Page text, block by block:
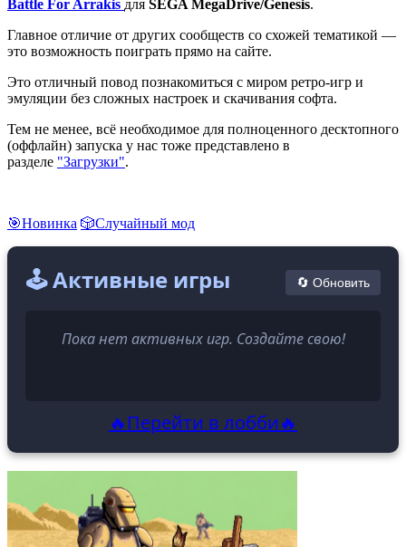
Battle For Arrakis для SEGA MegaDrive/Genesis.
Главное отличие от других сообществ со схожей тематикой —
это возможность поиграть прямо на сайте.
Это отличный повод познакомиться с миром ретро-игр и
эмуляции без сложных настроек и скачивания софта.
Тем не менее, всё необходимое для полноценного десктопного
(оффлайн) запуска у нас тоже представлено в
разделе "Загрузки".
🎯Новинка 🎲Случайный мод
🕹️ Активные игры 🔄 Обновить
Пока нет активных игр. Создайте свою!
🔥Перейти в лобби🔥